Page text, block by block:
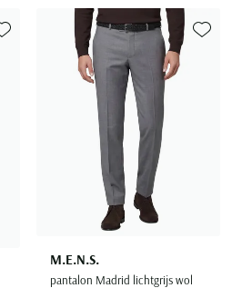
Toevoegen aan favorieten
M.E.N.S.
pantalon Madrid lichtgrijs wol